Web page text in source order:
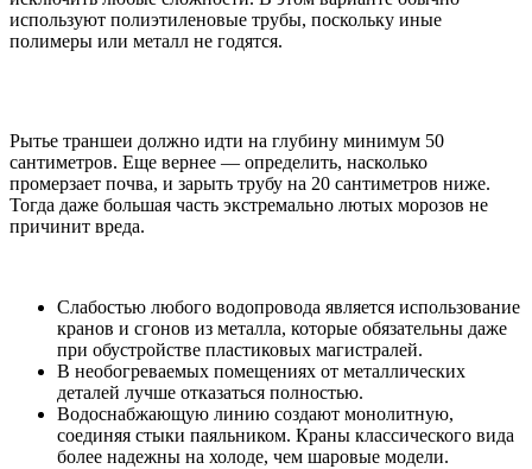
используют полиэтиленовые трубы, поскольку иные
полимеры или металл не годятся.
Рытье траншеи должно идти на глубину минимум 50
сантиметров. Еще вернее — определить, насколько
промерзает почва, и зарыть трубу на 20 сантиметров ниже.
Тогда даже большая часть экстремально лютых морозов не
причинит вреда.
Слабостью любого водопровода является использование
кранов и сгонов из металла, которые обязательны даже
при обустройстве пластиковых магистралей.
В необогреваемых помещениях от металлических
деталей лучше отказаться полностью.
Водоснабжающую линию создают монолитную,
соединяя стыки паяльником. Краны классического вида
более надежны на холоде, чем шаровые модели.